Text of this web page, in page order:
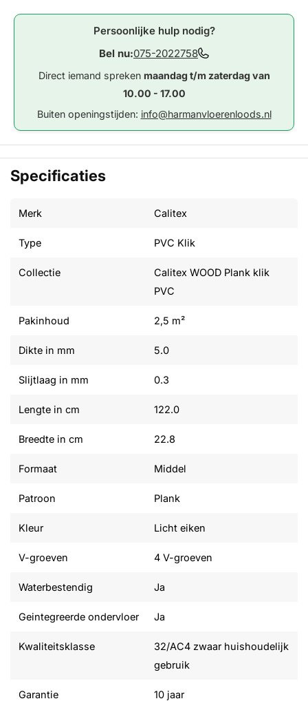
Persoonlijke hulp nodig?
Bel nu:075-2022758
Direct iemand spreken maandag t/m zaterdag van
10.00 - 17.00
Buiten openingstijden: info@harmanvloerenloods.nl
Specificaties
Merk Calitex
Type PVC Klik
Collectie
Calitex WOOD Plank klik
PVC
Pakinhoud 2,5 m²
Dikte in mm 5.0
Slijtlaag in mm 0.3
Lengte in cm 122.0
Breedte in cm 22.8
Formaat Middel
Patroon Plank
Kleur Licht eiken
V-groeven 4 V-groeven
Waterbestendig Ja
Geintegreerde ondervloer Ja
Kwaliteitsklasse
32/AC4 zwaar huishoudelijk
gebruik
Garantie 10 jaar